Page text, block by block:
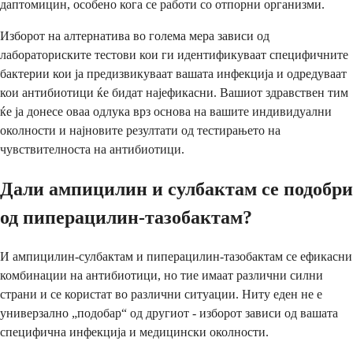
даптомицин, особено кога се работи со отпорни организми.
Изборот на алтернатива во голема мера зависи од
лабораториските тестови кои ги идентификуваат специфичните
бактерии кои ја предизвикуваат вашата инфекција и одредуваат
кои антибиотици ќе бидат најефикасни. Вашиот здравствен тим
ќе ја донесе оваа одлука врз основа на вашите индивидуални
околности и најновите резултати од тестирањето на
чувствителноста на антибиотици.
Дали ампицилин и сулбактам се подобри
од пиперацилин-тазобактам?
И ампицилин-сулбактам и пиперацилин-тазобактам се ефикасни
комбинации на антибиотици, но тие имаат различни силни
страни и се користат во различни ситуации. Ниту еден не е
универзално „подобар“ од другиот - изборот зависи од вашата
специфична инфекција и медицински околности.